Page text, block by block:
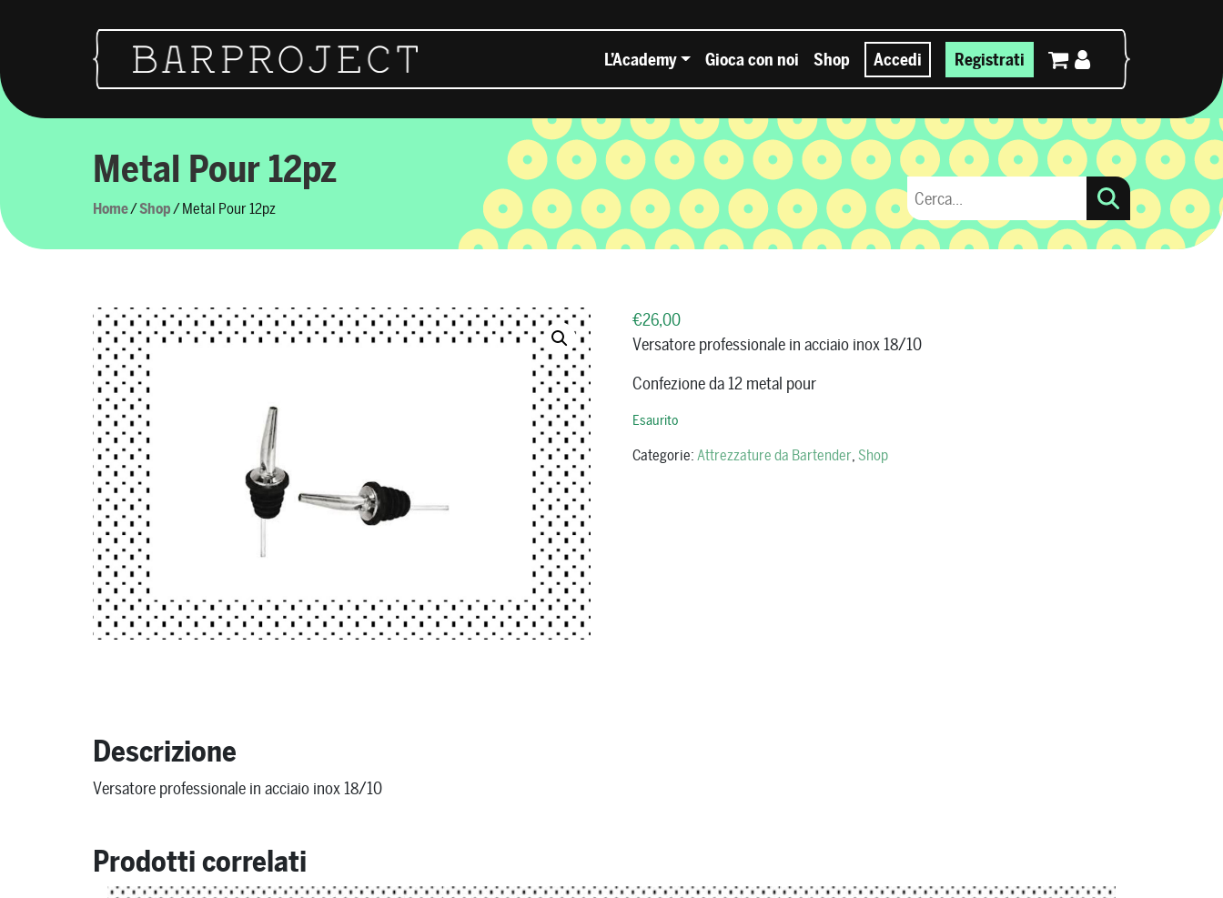
Navigazione principale L’Academy Gioca con noi Shop Accedi Registrati
Metal Pour 12pz
Home/Shop/ Metal Pour 12pz
€26,00
Versatore professionale in acciaio inox 18/10
Confezione da 12 metal pour
Esaurito
Categorie: Attrezzature da Bartender, Shop
Descrizione
Versatore professionale in acciaio inox 18/10
Prodotti correlati